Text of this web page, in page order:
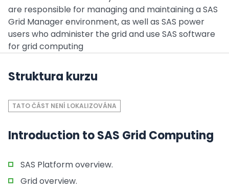
are responsible for managing and maintaining a SAS
Grid Manager environment, as well as SAS power
users who administer the grid and use SAS software
for grid computing
Struktura kurzu
TATO ČÁST NENÍ LOKALIZOVÁNA
Introduction to SAS Grid Computing
SAS Platform overview.
Grid overview.